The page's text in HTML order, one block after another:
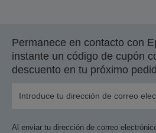
Permanece en contacto con
instante un código de cupón
descuento en tu próximo
Al enviar tu dirección de correo